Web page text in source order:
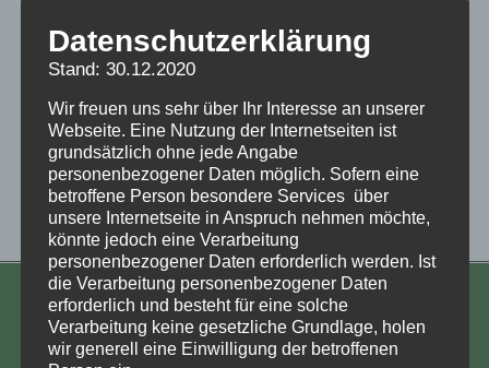
KONTAKT
Aufarbeitung und Erforschung
Datenschutzerklärung
Stand: 30.12.2020
Wir freuen uns sehr über Ihr Interesse an unserer
Webseite. Eine Nutzung der Internetseiten ist
grundsätzlich ohne jede Angabe
personenbezogener Daten möglich. Sofern eine
betroffene Person besondere Services über
unsere Internetseite in Anspruch nehmen möchte,
könnte jedoch eine Verarbeitung
personenbezogener Daten erforderlich werden. Ist
die Verarbeitung personenbezogener Daten
erforderlich und besteht für eine solche
Verarbeitung keine gesetzliche Grundlage, holen
wir generell eine Einwilligung der betroffenen